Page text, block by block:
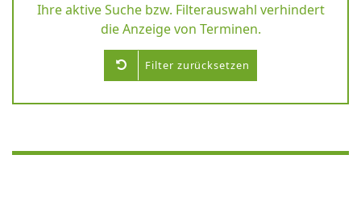
Ihre aktive Suche bzw. Filterauswahl verhindert
die Anzeige von Terminen.
Filter zurücksetzen